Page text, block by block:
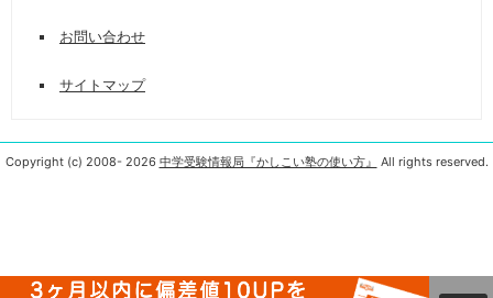
お問い合わせ
サイトマップ
Copyright (c) 2008- 2026 中学受験情報局『かしこい塾の使い方』 All rights reserved.